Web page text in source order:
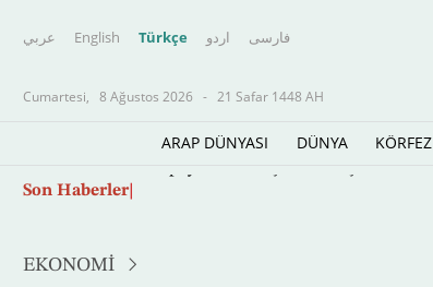
عربي English Türkçe اردو فارسى
Cumartesi, 8 Ağustos 2026 - 21 Safar 1448 AH
ARAP DÜNYASI DÜNYA KÖRFEZ
Ana
Son Haberler
EKONOMİ